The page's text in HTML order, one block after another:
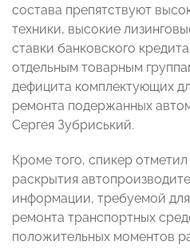
состава препятствуют
техники, высокие
ставки банковского
отдельным товарным
дефицита комплектующих
ремонта подержанных
Сергея Зубриський.
Кроме того, спикер
раскрытия
информации, требуемой
ремонта транспортных
положительных моментов